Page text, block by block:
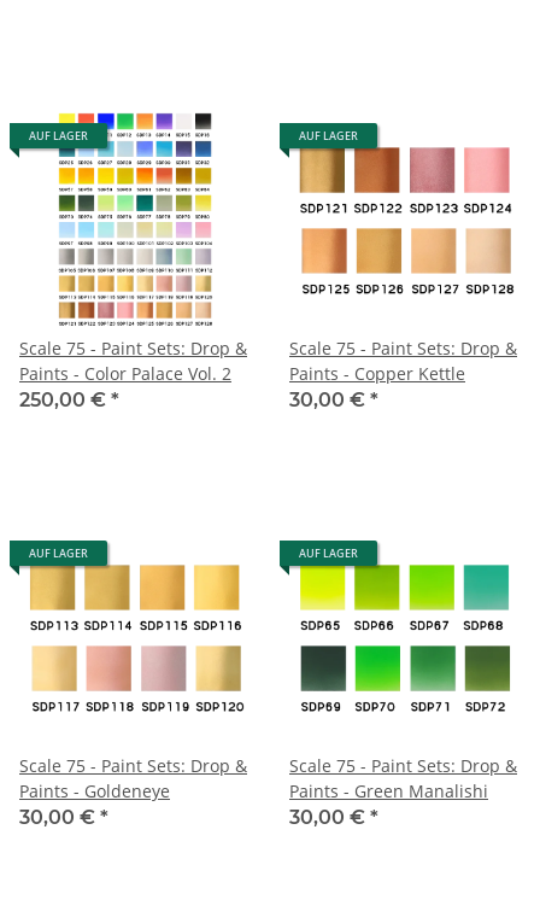
AUF LAGER
Scale 75 - Paint Sets: Drop &
Paints - Color Palace Vol. 2
250,00 € *
AUF LAGER
Scale 75 - Paint Sets: Drop &
Paints - Copper Kettle
30,00 € *
AUF LAGER
Scale 75 - Paint Sets: Drop &
Paints - Goldeneye
30,00 € *
AUF LAGER
Scale 75 - Paint Sets: Drop &
Paints - Green Manalishi
30,00 € *